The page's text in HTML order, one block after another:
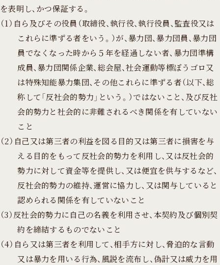
を表明し、かつ保証する。
（1）自ら及びその役員（取締役、執行役、執行役員、監査役又は
これらに準ずる者をいう。）が、暴力団、暴力団員、暴力団
員でなくなった時から５年を経過しない者、暴力団準構
成員、暴力団関係企業、総会屋、社会運動等標ぼうゴロ又
は特殊知能暴力集団、その他これらに準ずる者（以下、総
称して「反社会的勢力」という。）ではないこと、及び反社
会的勢力と社会的に非難されるべき関係を有していない
こと
（2）自己又は第三者の利益を図る目的又は第三者に損害を与
える目的をもって反社会的勢力を利用し、又は反社会的
勢力に対して資金等を提供し、又は便宜を供与するなど、
反社会的勢力の維持、運営に協力し、又は関与していると
認められる関係を有していないこと
（3）反社会的勢力に自己の名義を利用させ、本契約及び個別契
約を締結するものでないこと
（4）自ら又は第三者を利用して、相手方に対し、脅迫的な言動
又は暴力を用いる行為、風説を流布し、偽計又は威力を用